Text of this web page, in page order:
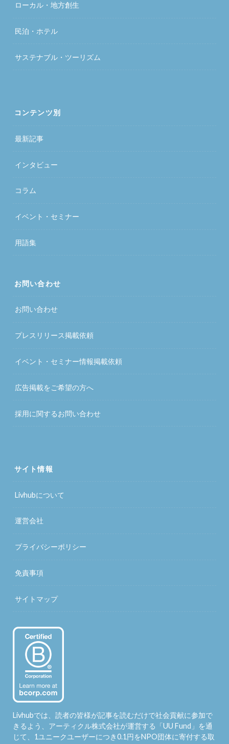
ローカル・地方創生
民泊・ホテル
サステナブル・ツーリズム
コンテンツ別
最新記事
インタビュー
コラム
イベント・セミナー
用語集
お問い合わせ
お問い合わせ
プレスリリース掲載依頼
イベント・セミナー情報掲載依頼
広告掲載をご希望の方へ
採用に関するお問い合わせ
サイト情報
Livhubについて
運営会社
プライバシーポリシー
免責事項
サイトマップ
Livhubでは、読者の皆様が記事を読むだけで社会貢献に参加で
きるよう、アーティクル株式会社が運営する「UU Fund 」を通
じて、1ユニークユーザーにつき0.1円をNPO団体に寄付する取